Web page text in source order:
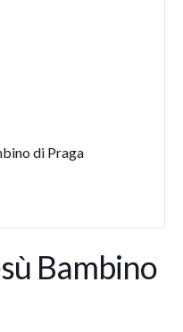
di Praga
Bambino